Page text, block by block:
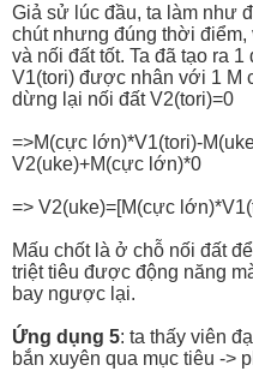
Giả sử lúc đầu, ta làm như
chút nhưng đúng thời điểm,
và nối đất tốt. Ta đã tạo ra
V1(tori) được nhân với 1 M
dừng lại nối đất V2(tori)=0
=>M(cực lớn)*V1(tori)-
V2(uke)+M(cực lớn)*0
=> V2(uke)=[M(cực
Mấu chốt là ở chỗ nối đất
triệt tiêu được động năng
bay ngược lại.
Ứng dụng 5: ta thấy viên
bắn xuyên qua mục tiêu ->